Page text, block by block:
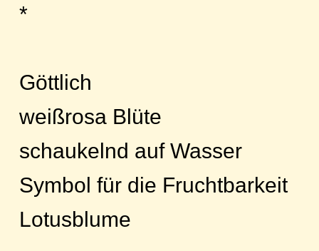
*
Göttlich
weißrosa Blüte
schaukelnd auf Wasser
Symbol für die Fruchtbarkeit
Lotusblume